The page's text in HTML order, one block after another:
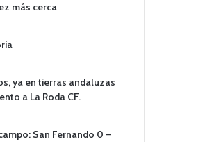
más cerca
ya en tierras andaluzas
a La Roda CF.
San Fernando 0 –